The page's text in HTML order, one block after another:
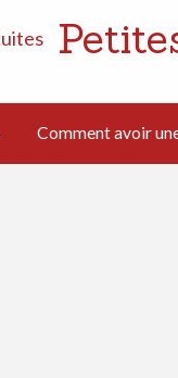
Comment avoir